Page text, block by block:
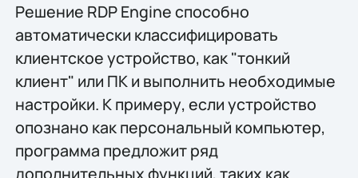
Решение RDP Engine способно
автоматически классифицировать
клиентское устройство, как "тонкий
клиент" или ПК и выполнить необходимые
настройки. К примеру, если устройство
опознано как персональный компьютер,
программа предложит ряд